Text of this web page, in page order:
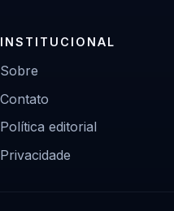
INSTITUCIONAL
Sobre
Contato
Política editorial
Privacidade